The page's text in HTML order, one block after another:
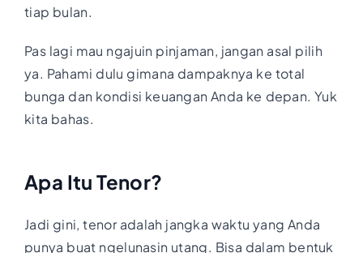
tiap bulan.
Pas lagi mau ngajuin pinjaman, jangan asal pilih
ya. Pahami dulu gimana dampaknya ke total
bunga dan kondisi keuangan Anda ke depan. Yuk
kita bahas.
Apa Itu Tenor?
Jadi gini, tenor adalah jangka waktu yang Anda
punya buat ngelunasin utang. Bisa dalam bentuk